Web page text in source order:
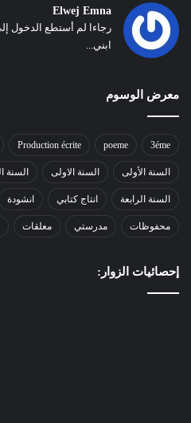
Elwej Emna
رجاءا لم أستطع الدخول
ابني...
معرض الوسوم
3éme
poeme
Production écrite
السنة الأولى السنة الاولى السنة
السنة الرابعة انتاج كتابي انشودة
محفوظات مدرستي معلقات
إحصائيات الزوار: